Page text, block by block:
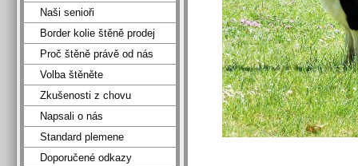
Naši senioři
Border kolie štěně prodej
Proč štěně právě od nás
Volba štěněte
Zkušenosti z chovu
Napsali o nás
Standard plemene
Doporučené odkazy